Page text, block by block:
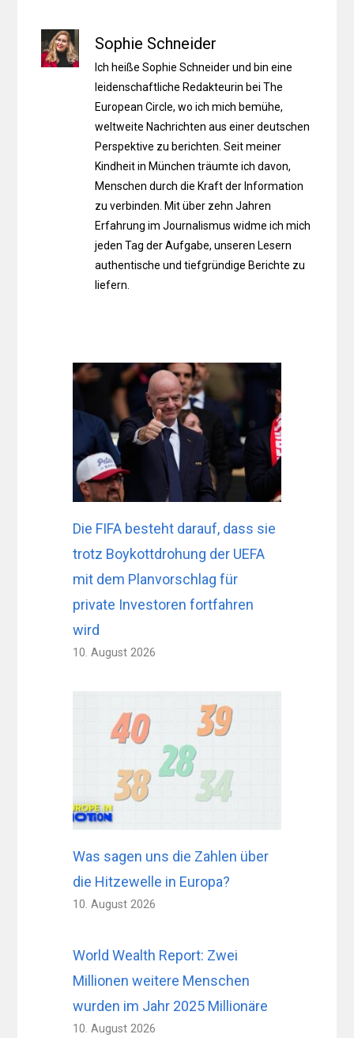
Sophie Schneider
Ich heiße Sophie Schneider und bin eine
leidenschaftliche Redakteurin bei The
European Circle, wo ich mich bemühe,
weltweite Nachrichten aus einer deutschen
Perspektive zu berichten. Seit meiner
Kindheit in München träumte ich davon,
Menschen durch die Kraft der Information
zu verbinden. Mit über zehn Jahren
Erfahrung im Journalismus widme ich mich
jeden Tag der Aufgabe, unseren Lesern
authentische und tiefgründige Berichte zu
liefern.
Die FIFA besteht darauf, dass sie
trotz Boykottdrohung der UEFA
mit dem Planvorschlag für
private Investoren fortfahren
wird
10. August 2026
Was sagen uns die Zahlen über
die Hitzewelle in Europa?
10. August 2026
World Wealth Report: Zwei
Millionen weitere Menschen
wurden im Jahr 2025 Millionäre
10. August 2026